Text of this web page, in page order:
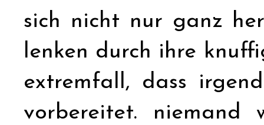
sich nicht nur ganz
lenken durch ihre
extremfall, dass
vorbereitet. niemand